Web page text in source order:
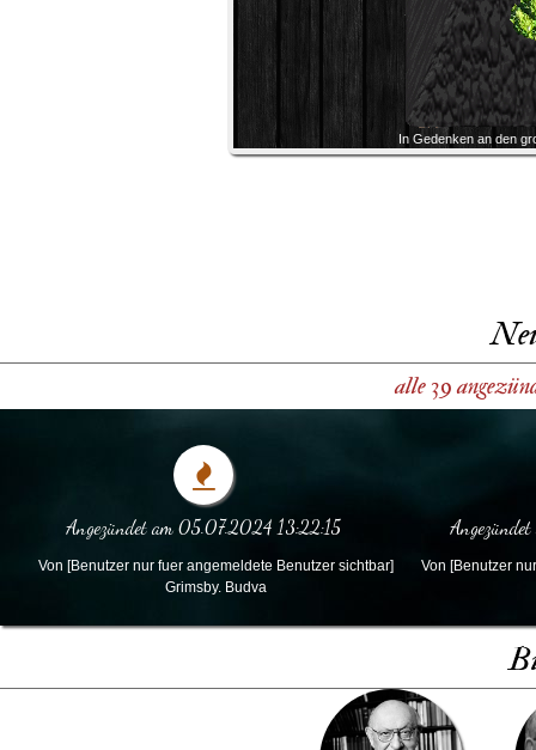
In Gedenken an den
alle 39
Angezündet am 05.07.2024 13:22:15
Von [Benutzer nur fuer angemeldete Benutzer sichtbar]
Grimsby. Budva
Von [Benutzer